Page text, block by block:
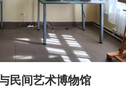
民间艺术博物馆